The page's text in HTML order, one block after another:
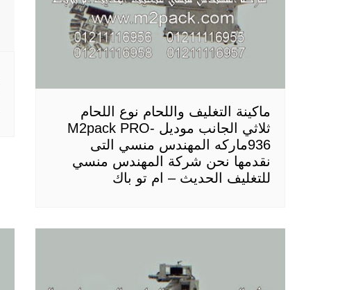
ماكينة التغليف واللحام نوع اللحام
ثلاثي الجانب موديل M2pack PRO-
936ماركه المهندس منسي التى
نقدمها نحن شركة المهندس منسي
للتغليف الحديث – ام تو باك